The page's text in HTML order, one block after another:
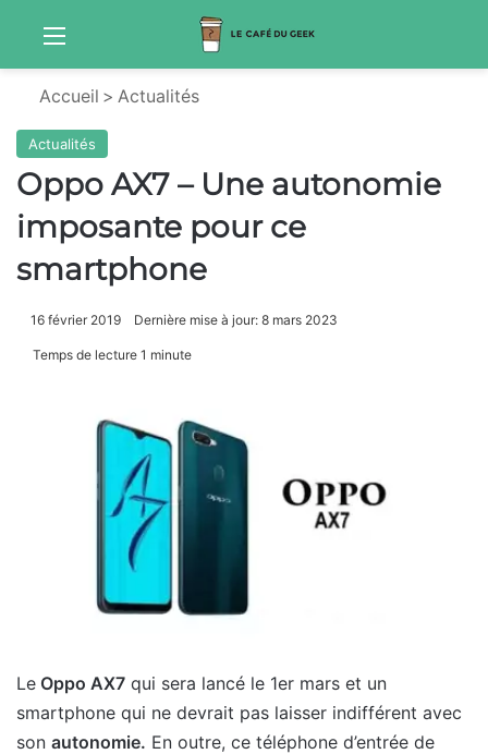
Accueil > Actualités
Actualités
Oppo AX7 – Une autonomie
imposante pour ce
smartphone
16 février 2019 Dernière mise à jour: 8 mars 2023
Temps de lecture 1 minute
Le Oppo AX7 qui sera lancé le 1er mars et un
smartphone qui ne devrait pas laisser indifférent avec
son autonomie. En outre, ce téléphone d’entrée de